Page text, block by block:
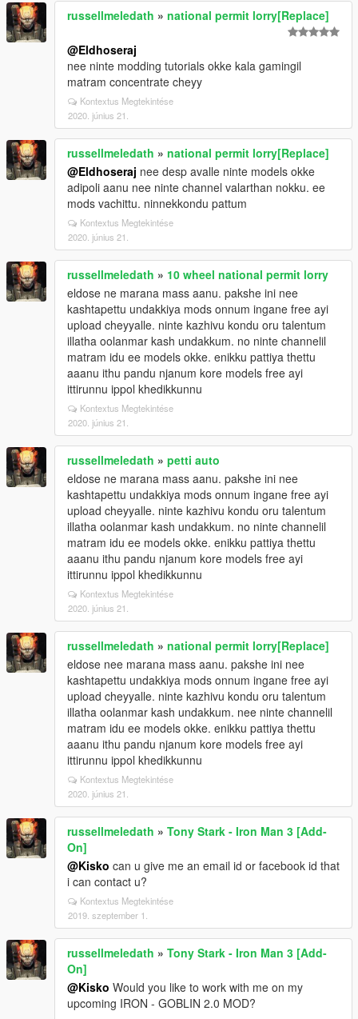
russellmeledath » national permit lorry[Replace]
@Eldhoseraj
nee ninte modding tutorials okke kala gamingil
matram concentrate cheyy
Kontextus Megtekintése
2020. június 21.
russellmeledath » national permit lorry[Replace]
@Eldhoseraj nee desp avalle ninte models okke
adipoli aanu nee ninte channel valarthan nokku. ee
mods vachittu. ninnekkondu pattum
Kontextus Megtekintése
2020. június 21.
russellmeledath » 10 wheel national permit lorry
eldose ne marana mass aanu. pakshe ini nee
kashtapettu undakkiya mods onnum ingane free ayi
upload cheyyalle. ninte kazhivu kondu oru talentum
illatha oolanmar kash undakkum. no ninte channelil
matram idu ee models okke. enikku pattiya thettu
aaanu ithu pandu njanum kore models free ayi
ittirunnu ippol khedikkunnu
Kontextus Megtekintése
2020. június 21.
russellmeledath » petti auto
eldose ne marana mass aanu. pakshe ini nee
kashtapettu undakkiya mods onnum ingane free ayi
upload cheyyalle. ninte kazhivu kondu oru talentum
illatha oolanmar kash undakkum. no ninte channelil
matram idu ee models okke. enikku pattiya thettu
aaanu ithu pandu njanum kore models free ayi
ittirunnu ippol khedikkunnu
Kontextus Megtekintése
2020. június 21.
russellmeledath » national permit lorry[Replace]
eldose nee marana mass aanu. pakshe ini nee
kashtapettu undakkiya mods onnum ingane free ayi
upload cheyyalle. ninte kazhivu kondu oru talentum
illatha oolanmar kash undakkum. nee ninte channelil
matram idu ee models okke. enikku pattiya thettu
aaanu ithu pandu njanum kore models free ayi
ittirunnu ippol khedikkunnu
Kontextus Megtekintése
2020. június 21.
russellmeledath » Tony Stark - Iron Man 3 [Add-
On]
@Kisko can u give me an email id or facebook id that
i can contact u?
Kontextus Megtekintése
2019. szeptember 1.
russellmeledath » Tony Stark - Iron Man 3 [Add-
On]
@Kisko Would you like to work with me on my
upcoming IRON - GOBLIN 2.0 MOD?